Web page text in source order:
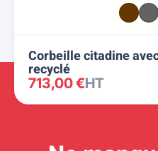
Corbeille citadine
recyclé
713,00 €HT